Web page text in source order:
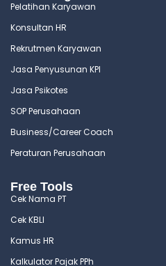
Pelatihan Karyawan
Konsultan HR
Rekrutmen Karyawan
Jasa Penyusunan KPI
Jasa Psikotes
SOP Perusahaan
Business/Career Coach
Peraturan Perusahaan
Free Tools
Cek Nama PT
Cek KBLI
Kamus HR
Kalkulator Pajak PPh